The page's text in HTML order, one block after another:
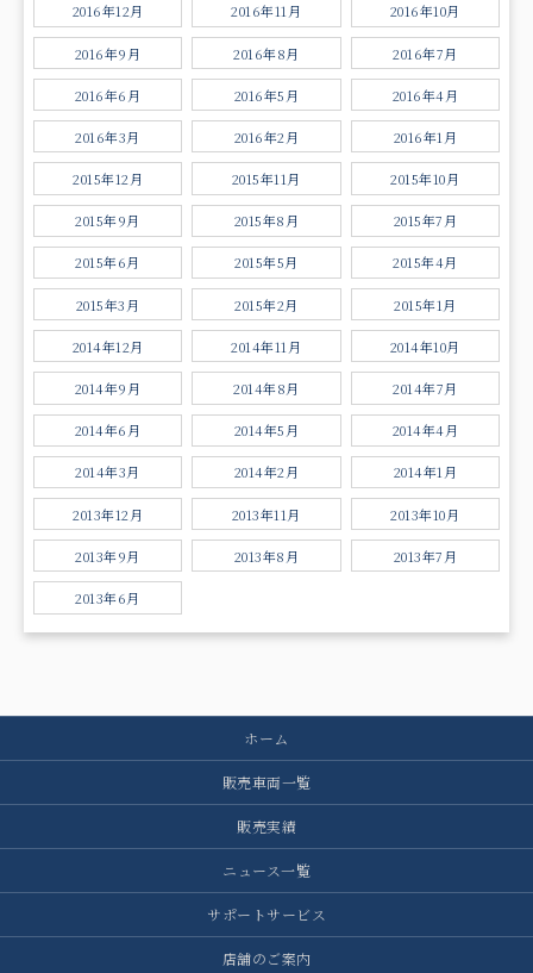
2016年12月 2016年11月 2016年10月
2016年9月 2016年8月 2016年7月
2016年6月 2016年5月 2016年4月
2016年3月 2016年2月 2016年1月
2015年12月 2015年11月 2015年10月
2015年9月 2015年8月 2015年7月
2015年6月 2015年5月 2015年4月
2015年3月 2015年2月 2015年1月
2014年12月 2014年11月 2014年10月
2014年9月 2014年8月 2014年7月
2014年6月 2014年5月 2014年4月
2014年3月 2014年2月 2014年1月
2013年12月 2013年11月 2013年10月
2013年9月 2013年8月 2013年7月
2013年6月
ホーム
販売車両一覧
販売実績
ニュース一覧
サポートサービス
店舗のご案内